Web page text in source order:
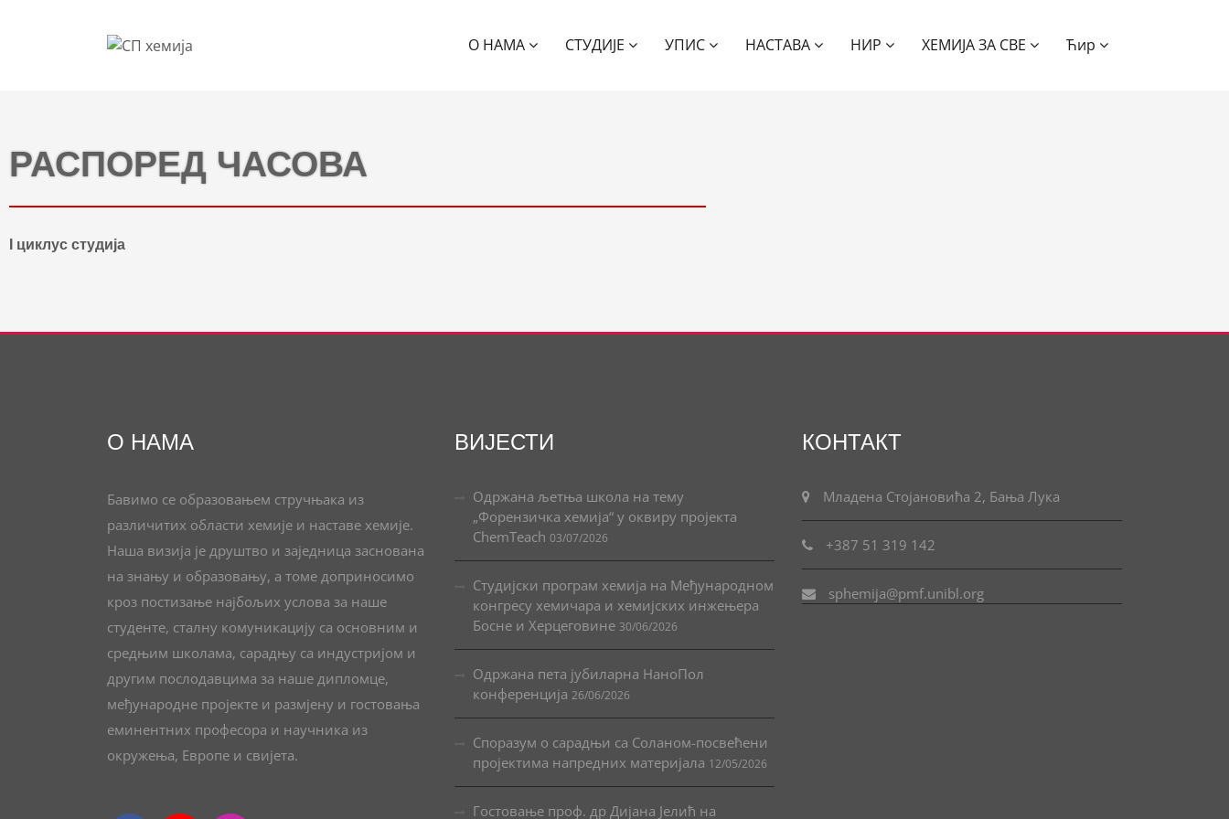
О НАМА СТУДИЈЕ УПИС НАСТАВА НИР ХЕМИЈА ЗА СВЕ Ћир
РАСПОРЕД ЧАСОВА
I циклус студија
О НАМА
Бавимо се образовањем стручњака из
различитих области хемије и наставе хемије.
Наша визија је друштво и заједница заснована
на знању и образовању, а томе доприносимо
кроз постизање најбољих услова за наше
студенте, сталну комуникацију са основним и
средњим школама, сарадњу са индустријом и
другим послодавцима за наше дипломце,
међународне пројекте и размјену и гостовања
еминентних професора и научника из
окружења, Европе и свијета.
ВИЈЕСТИ
Одржана љетња школа на тему
„Форензичка хемија“ у оквиру пројекта
ChemTeach 03/07/2026
Студијски програм хемија на Међународном
конгресу хемичара и хемијских инжењера
Босне и Херцеговине 30/06/2026
Одржана пета јубиларна НаноПол
конференција 26/06/2026
Споразум о сарадњи са Соланом-посвећени
пројектима напредних материјала 12/05/2026
Гостовање проф. др Дијана Јелић на
КОНТАКТ
Младена Стојановића 2, Бања Лука
+387 51 319 142
sphemija@pmf.unibl.org